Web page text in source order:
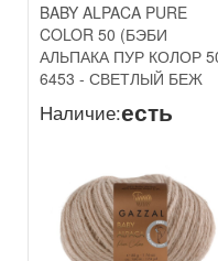
BABY ALPACA PURE
COLOR 50 (БЭБИ
АЛЬПАКА ПУР КОЛОР
6453 - СВЕТЛЫЙ БЕЖ
Наличие:есть